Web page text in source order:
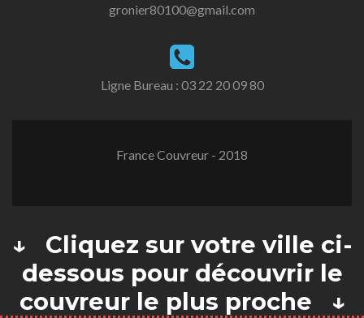
gronier80100@gmail.com
Ligne Bureau : 03 22 20 09 80
France Couvreur - 2018
↓ Cliquez sur votre ville ci-
dessous pour découvrir le
couvreur le plus proche ↓